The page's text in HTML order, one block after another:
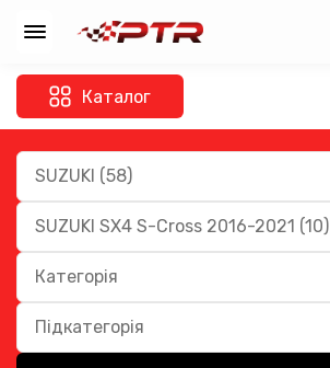
Каталог
SUZUKI (58)
SUZUKI SX4 S-Cross 2016-2021 (10)
Категорія
Підкатегорія